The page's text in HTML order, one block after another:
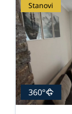
Stanovi
360°